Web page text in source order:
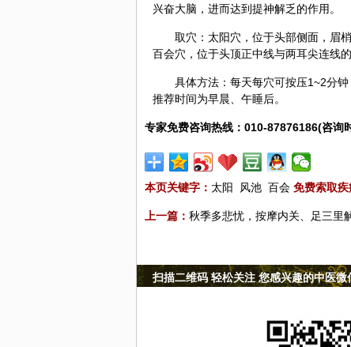
兴奋大脑，进而达到提神解乏的作用。
取穴：太阳穴，位于头部侧面，眉
百会穴，位于头顶正中线与两耳尖连线
具体方法：每天每穴可按压1~2分
推荐时间为早晨、午睡后。
专家免费咨询热线：010-87876186(咨询
本页关键字： 太阳 风池 百会 免费索取
上一篇： 秋季多悲忧，按摩内关、足三里
扫描二维码 轻松关注 您感兴趣的中医微